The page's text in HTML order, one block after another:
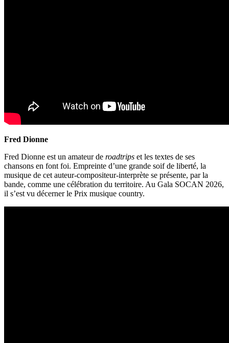
Fred Dionne
Fred Dionne est un amateur de roadtrips et les textes de ses
chansons en font foi. Empreinte d’une grande soif de liberté, la
musique de cet auteur-compositeur-interprète se présente, par la
bande, comme une célébration du territoire. Au Gala SOCAN 2026,
il s’est vu décerner le Prix musique country.